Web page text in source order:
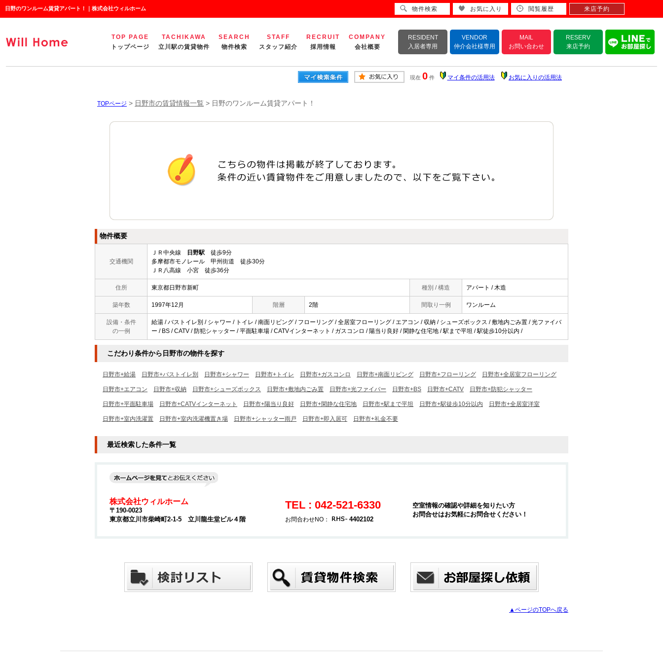
日野のワンルーム賃貸アパート！｜株式会社ウィルホーム
TOP PAGE
トップページ
TACHIKAWA
立川駅の賃貸物件
SEARCH
物件検索
STAFF
スタッフ紹介
RECRUIT
採用情報
COMPANY
会社概要
RESIDENT
入居者専用
VENDOR
仲介会社様専用
MAIL
お問い合わせ
RESERV
来店予約
現在 0 件 マイ条件の活用法 お気に入りの活用法
TOPページ > 日野市の賃貸情報一覧 > 日野のワンルーム賃貸アパート！
物件概要
交通機関
ＪＲ中央線 日野駅 徒歩9分
多摩都市モノレール 甲州街道 徒歩30分
ＪＲ八高線 小宮 徒歩36分
住所 東京都日野市新町 種別 / 構造 アパート / 木造
築年数 1997年12月 階層 2階 間取り一例 ワンルーム
設備・条件
の一例
給湯 / バストイレ別 / シャワー / トイレ / 南面リビング / フローリング / 全居室フローリング / エアコン / 収納 / シューズボックス / 敷地内ごみ置 / 光ファイバ
ー / BS / CATV / 防犯シャッター / 平面駐車場 / CATVインターネット / ガスコンロ / 陽当り良好 / 閑静な住宅地 / 駅まで平坦 / 駅徒歩10分以内 /
こだわり条件から日野市の物件を探す
日野市+給湯 日野市+バストイレ別 日野市+シャワー 日野市+トイレ 日野市+ガスコンロ 日野市+南面リビング 日野市+フローリング 日野市+全居室フローリング
日野市+エアコン 日野市+収納 日野市+シューズボックス 日野市+敷地内ごみ置 日野市+光ファイバー 日野市+BS 日野市+CATV 日野市+防犯シャッター
日野市+平面駐車場 日野市+CATVインターネット 日野市+陽当り良好 日野市+閑静な住宅地 日野市+駅まで平坦 日野市+駅徒歩10分以内 日野市+全居室洋室
日野市+室内洗濯置 日野市+室内洗濯機置き場 日野市+シャッター雨戸 日野市+即入居可 日野市+礼金不要
最近検索した条件一覧
株式会社ウィルホーム
〒190-0023
東京都立川市柴崎町2-1-5 立川龍生堂ビル４階
TEL : 042-521-6330
お問合わせNO： 4402102
空室情報の確認や詳細を知りたい方
お問合せはお気軽にお問合せください！
▲ページのTOPへ戻る
物件検索 お気に入り 閲覧履歴 来店予約